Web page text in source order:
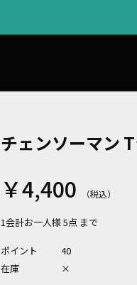
チェンソーマン
￥4,400
1会計お一人様 5点 まで
ポイント
40
在庫
×